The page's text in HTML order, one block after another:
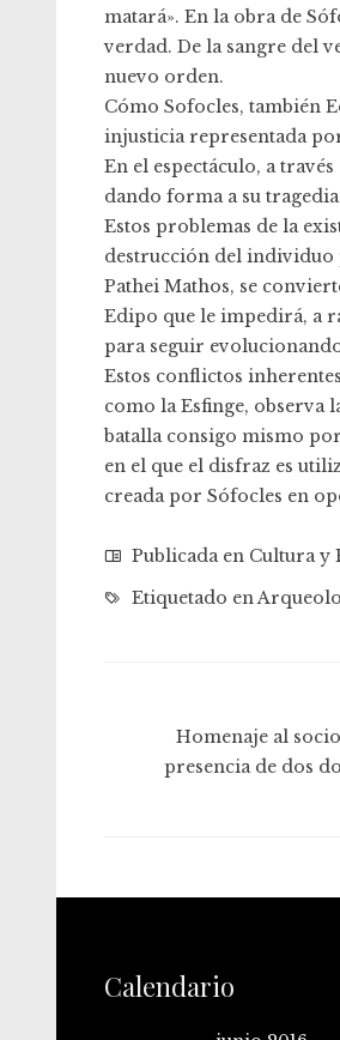
matará». En la obra de
verdad. De la sangre del
nuevo orden.
Cómo Sofocles, también
injusticia representada
En el espectáculo, a
dando forma a su
Estos problemas de la
destrucción del individuo
Pathei Mathos, se
Edipo que le impedirá, a
para seguir
Estos conflictos
como la Esfinge, observa
batalla consigo mismo
en el que el disfraz es
creada por Sófocles en
Publicada en Cultura y
Etiquetado en
Homenaje al
presencia de dos
Calendario